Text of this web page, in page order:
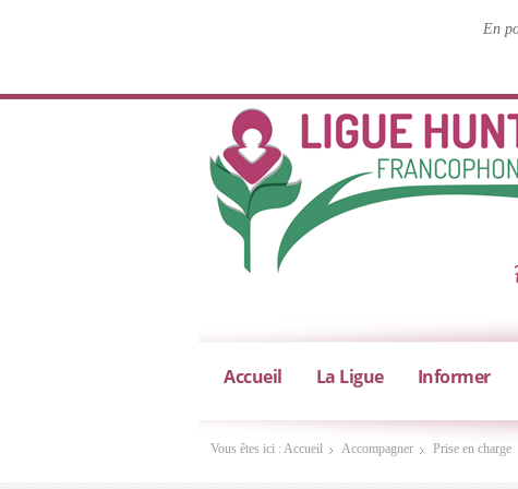
En
Accueil La Ligue Informer
Vous êtes ici : Accueil Accompagner Prise en charge